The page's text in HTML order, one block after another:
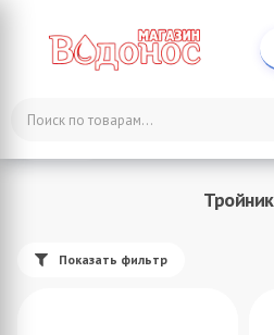
Каталог
Показать фильтр